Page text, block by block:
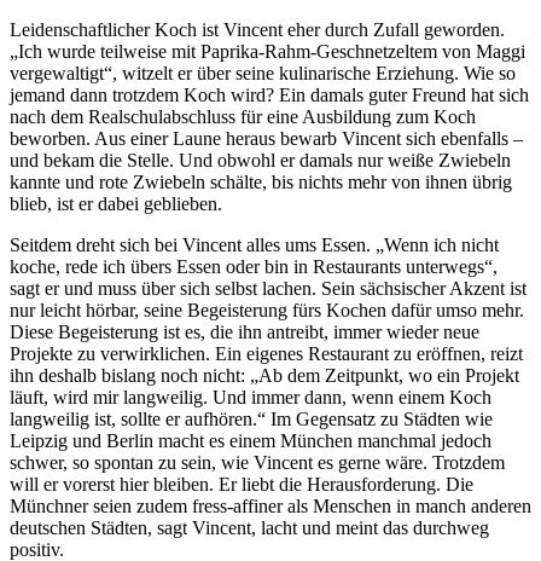
Leidenschaftlicher Koch ist Vincent eher durch Zufall geworden.
„Ich wurde teilweise mit Paprika-Rahm-Geschnetzeltem von Maggi
vergewaltigt“, witzelt er über seine kulinarische Erziehung. Wie so
jemand dann trotzdem Koch wird? Ein damals guter Freund hat sich
nach dem Realschulabschluss für eine Ausbildung zum Koch
beworben. Aus einer Laune heraus bewarb Vincent sich ebenfalls –
und bekam die Stelle. Und obwohl er damals nur weiße Zwiebeln
kannte und rote Zwiebeln schälte, bis nichts mehr von ihnen übrig
blieb, ist er dabei geblieben.
Seitdem dreht sich bei Vincent alles ums Essen. „Wenn ich nicht
koche, rede ich übers Essen oder bin in Restaurants unterwegs“,
sagt er und muss über sich selbst lachen. Sein sächsischer Akzent ist
nur leicht hörbar, seine Begeisterung fürs Kochen dafür umso mehr.
Diese Begeisterung ist es, die ihn antreibt, immer wieder neue
Projekte zu verwirklichen. Ein eigenes Restaurant zu eröffnen, reizt
ihn deshalb bislang noch nicht: „Ab dem Zeitpunkt, wo ein Projekt
läuft, wird mir langweilig. Und immer dann, wenn einem Koch
langweilig ist, sollte er aufhören.“ Im Gegensatz zu Städten wie
Leipzig und Berlin macht es einem München manchmal jedoch
schwer, so spontan zu sein, wie Vincent es gerne wäre. Trotzdem
will er vorerst hier bleiben. Er liebt die Herausforderung. Die
Münchner seien zudem fress-affiner als Menschen in manch anderen
deutschen Städten, sagt Vincent, lacht und meint das durchweg
positiv.